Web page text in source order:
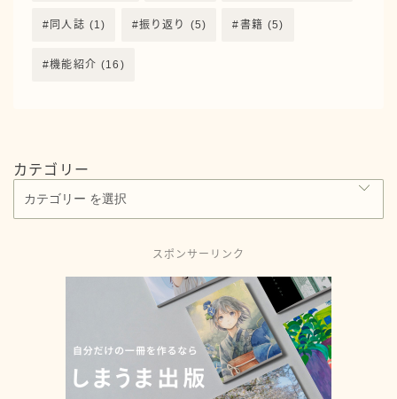
同人誌 (1) 振り返り (5) 書籍 (5)
機能紹介 (16)
カテゴリー
スポンサーリンク